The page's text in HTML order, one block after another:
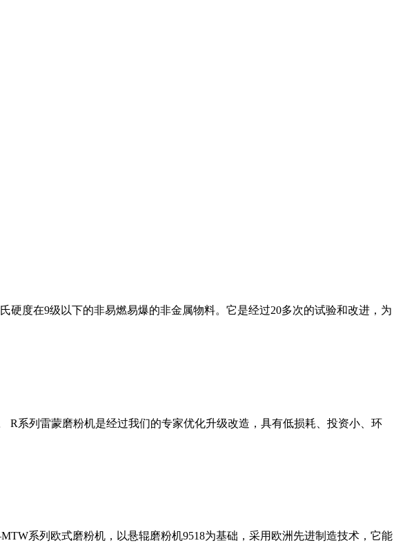
度在9级以下的非易燃易爆的非金属物料。它是经过20多次的试验和改进，为
系列雷蒙磨粉机是经过我们的专家优化升级改造，具有低损耗、投资小、环
系列欧式磨粉机，以悬辊磨粉机9518为基础，采用欧洲先进制造技术，它能